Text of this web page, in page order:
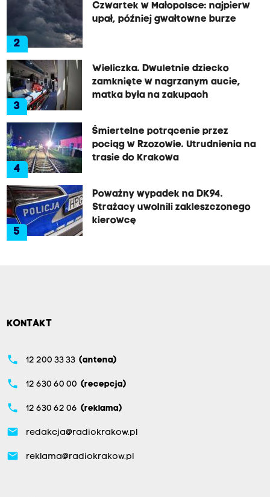
2
Czwartek w Małopolsce: najpierw
upał, później gwałtowne burze
3
Wieliczka. Dwuletnie dziecko
zamknięte w nagrzanym aucie,
matka była na zakupach
4
Śmiertelne potrącenie przez
pociąg w Rzozowie. Utrudnienia na
trasie do Krakowa
5
Poważny wypadek na DK94.
Strażacy uwolnili zakleszczonego
kierowcę
KONTAKT
phone 12 200 33 33 (antena)
phone 12 630 60 00 (recepcja)
phone 12 630 62 06 (reklama)
email redakcja@radiokrakow.pl
email reklama@radiokrakow.pl